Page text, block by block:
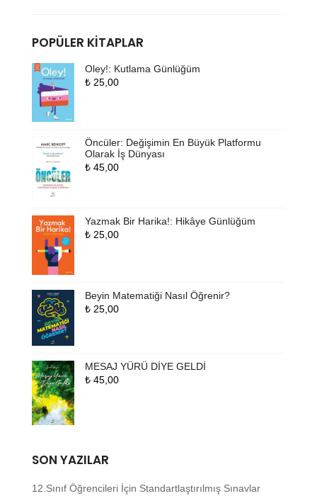
POPÜLER KITAPLAR
Oley!: Kutlama Günlüğüm
₺25,00
Öncüler: Değişimin En Büyük Platformu
Olarak İş Dünyası
₺45,00
Yazmak Bir Harika!: Hikâye Günlüğüm
₺25,00
Beyin Matematiği Nasıl Öğrenir?
₺25,00
MESAJ YÜRÜ DİYE GELDİ
₺45,00
SON YAZILAR
12.Sınıf Öğrencileri İçin Standartlaştırılmış Sınavlar